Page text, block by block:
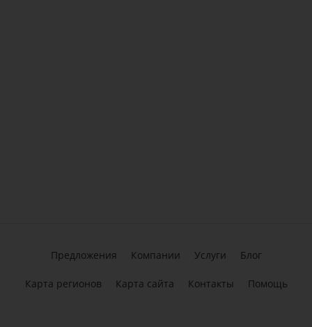
Предложения Компании Услуги Блог
Карта регионов Карта сайта Контакты Помощь